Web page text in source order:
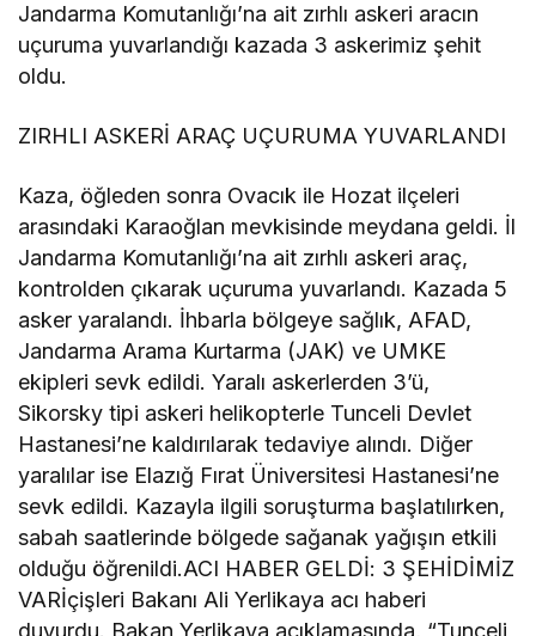
Jandarma Komutanlığı’na ait zırhlı askeri aracın
uçuruma yuvarlandığı kazada 3 askerimiz şehit
oldu.
ZIRHLI ASKERİ ARAÇ UÇURUMA YUVARLANDI
Kaza, öğleden sonra Ovacık ile Hozat ilçeleri
arasındaki Karaoğlan mevkisinde meydana geldi. İl
Jandarma Komutanlığı’na ait zırhlı askeri araç,
kontrolden çıkarak uçuruma yuvarlandı. Kazada 5
asker yaralandı. İhbarla bölgeye sağlık, AFAD,
Jandarma Arama Kurtarma (JAK) ve UMKE
ekipleri sevk edildi. Yaralı askerlerden 3’ü,
Sikorsky tipi askeri helikopterle Tunceli Devlet
Hastanesi’ne kaldırılarak tedaviye alındı. Diğer
yaralılar ise Elazığ Fırat Üniversitesi Hastanesi’ne
sevk edildi. Kazayla ilgili soruşturma başlatılırken,
sabah saatlerinde bölgede sağanak yağışın etkili
olduğu öğrenildi.ACI HABER GELDİ: 3 ŞEHİDİMİZ
VARİçişleri Bakanı Ali Yerlikaya acı haberi